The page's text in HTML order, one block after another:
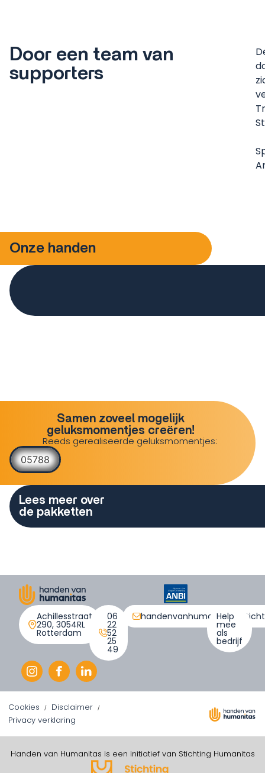
Door een team van
supporters
Onze handen
Samen zoveel mogelijk
geluksmomentjes creëren!
Reeds gerealiseerde geluksmomentjes:
05788
Lees meer over
de pakketten
Achillesstraat
290, 3054RL
Rotterdam
06
22
52
25
49
Help
mee
als
bedrijf
Cookies
Disclaimer
Privacy verklaring
Handen van Humanitas is een initiatief van Stichting Humanitas